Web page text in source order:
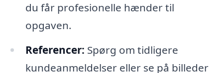
du får profesionelle hænder til
opgaven.
Referencer: Spørg om tidligere
kundeanmeldelser eller se på billeder